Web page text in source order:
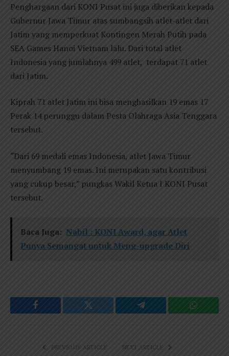
Penghargaan dari KONI Pusat ini juga diberikan kepada
Gubernur Jawa Timur atas sumbangsih atlet-atlet dari
Jatim yang memperkuat Kontingen Merah Putih pada
SEA Games Hanoi Vietnam lalu. Dari total atlet
Indonesia yang jumlahnya 499 atlet, terdapat 71 atlet
dari Jatim.
Kiprah 71 atlet Jatim ini bisa menghasilkan 19 emas 17
Perak 14 perunggu dalam Pesta Olahraga Asia Tenggara
tersebut.
“Dari 69 medali emas Indonesia, atlet Jawa Timur
menyumbang 19 emas. Ini merupakan satu kontribusi
yang cukup besar,” pungkas Wakil Ketua I KONI Pusat
tersebut.
Baca Juga: Nabil : KONI Award, agar Atlet
Punya Semangat untuk Meng-upgrade Diri
Facebook Twitter Telegram
PREVIOUS ARTICLE NEXT ARTICLE